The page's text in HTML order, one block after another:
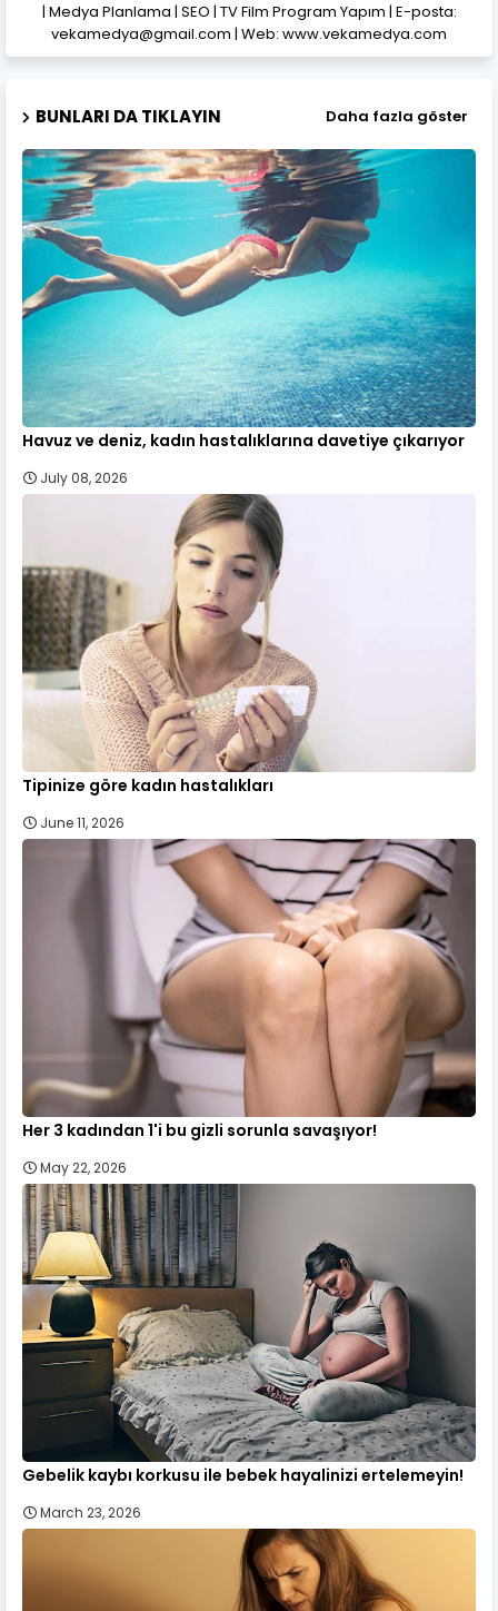
| Medya Planlama | SEO | TV Film Program Yapım | E-posta:
vekamedya@gmail.com | Web: www.vekamedya.com
BUNLARI DA TIKLAYIN Daha fazla göster
Havuz ve deniz, kadın hastalıklarına davetiye çıkarıyor
July 08, 2026
Tipinize göre kadın hastalıkları
June 11, 2026
Her 3 kadından 1'i bu gizli sorunla savaşıyor!
May 22, 2026
Gebelik kaybı korkusu ile bebek hayalinizi ertelemeyin!
March 23, 2026